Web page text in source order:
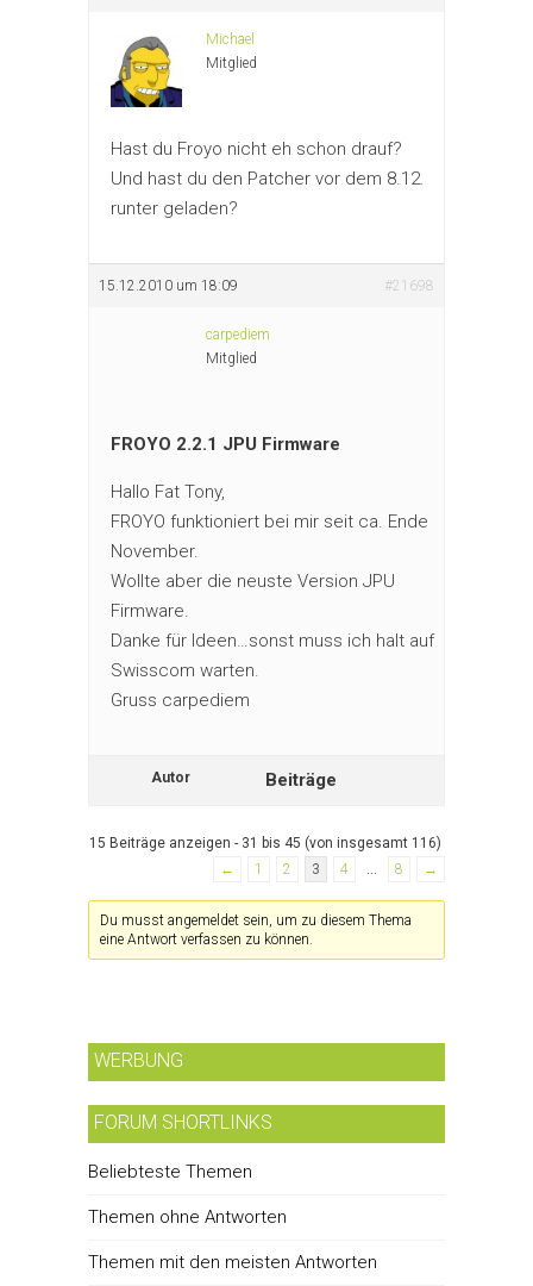
Michael
Mitglied
Hast du Froyo nicht eh schon drauf?
Und hast du den Patcher vor dem 8.12.
runter geladen?
15.12.2010 um 18:09 #21698
carpediem
Mitglied
FROYO 2.2.1 JPU Firmware
Hallo Fat Tony,
FROYO funktioniert bei mir seit ca. Ende
November.
Wollte aber die neuste Version JPU
Firmware.
Danke für Ideen…sonst muss ich halt auf
Swisscom warten.
Gruss carpediem
Autor Beiträge
15 Beiträge anzeigen - 31 bis 45 (von insgesamt 116)
←
1 2 3 4 8 →
Du musst angemeldet sein, um zu diesem Thema
eine Antwort verfassen zu können.
WERBUNG
FORUM SHORTLINKS
Beliebteste Themen
Themen ohne Antworten
Themen mit den meisten Antworten